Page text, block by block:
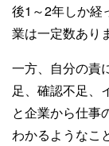
後1～2年しか経
業は一定数あり
一方、自分の責
足、確認不足、
と企業から仕事
わかるようなこ